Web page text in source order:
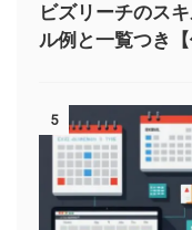
ビズリーチのス
ル例と一覧つき【
5